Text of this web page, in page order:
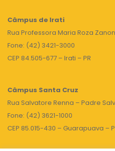
Câmpus de Irati
Rua Professora Maria Roza
Fone: (42) 3421-3000
CEP 84.505-677 – Irati – PR
Câmpus Santa Cruz
Rua Salvatore Renna – Padre
Fone: (42) 3621-1000
CEP 85.015-430 – Guarapuava –